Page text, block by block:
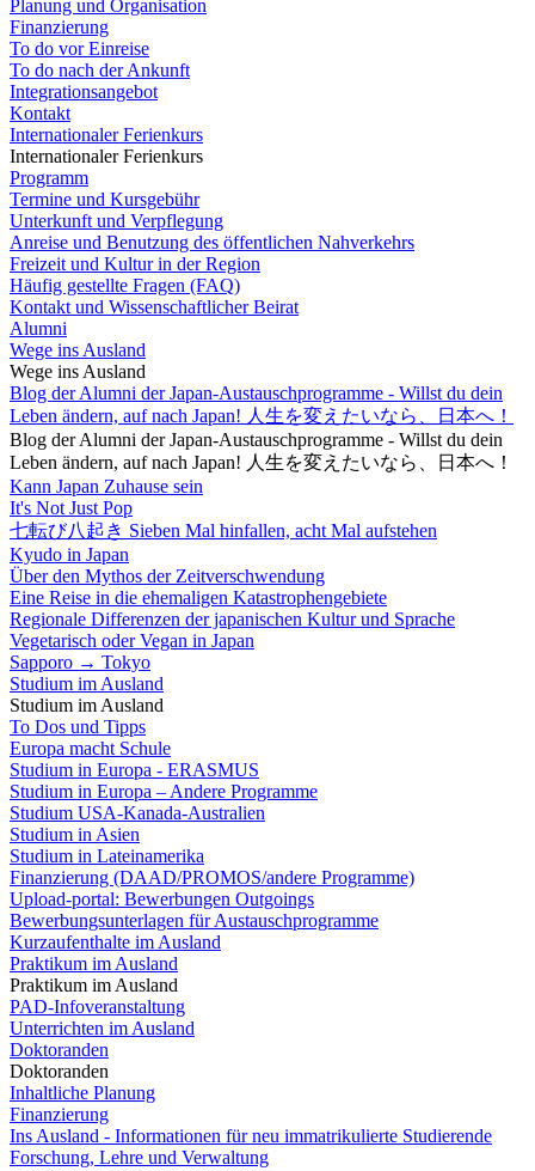
Planung und Organisation
Finanzierung
To do vor Einreise
To do nach der Ankunft
Integrationsangebot
Kontakt
Internationaler Ferienkurs
Internationaler Ferienkurs
Programm
Termine und Kursgebühr
Unterkunft und Verpflegung
Anreise und Benutzung des öffentlichen Nahverkehrs
Freizeit und Kultur in der Region
Häufig gestellte Fragen (FAQ)
Kontakt und Wissenschaftlicher Beirat
Alumni
Wege ins Ausland
Wege ins Ausland
Blog der Alumni der Japan-Austauschprogramme - Willst du dein
Leben ändern, auf nach Japan! 人生を変えたいなら、日本へ！
Blog der Alumni der Japan-Austauschprogramme - Willst du dein
Leben ändern, auf nach Japan! 人生を変えたいなら、日本へ！
Kann Japan Zuhause sein
It's Not Just Pop
七転び八起き Sieben Mal hinfallen, acht Mal aufstehen
Kyudo in Japan
Über den Mythos der Zeitverschwendung
Eine Reise in die ehemaligen Katastrophengebiete
Regionale Differenzen der japanischen Kultur und Sprache
Vegetarisch oder Vegan in Japan
Sapporo → Tokyo
Studium im Ausland
Studium im Ausland
To Dos und Tipps
Europa macht Schule
Studium in Europa - ERASMUS
Studium in Europa – Andere Programme
Studium USA-Kanada-Australien
Studium in Asien
Studium in Lateinamerika
Finanzierung (DAAD/PROMOS/andere Programme)
Upload-portal: Bewerbungen Outgoings
Bewerbungsunterlagen für Austauschprogramme
Kurzaufenthalte im Ausland
Praktikum im Ausland
Praktikum im Ausland
PAD-Infoveranstaltung
Unterrichten im Ausland
Doktoranden
Doktoranden
Inhaltliche Planung
Finanzierung
Ins Ausland - Informationen für neu immatrikulierte Studierende
Forschung, Lehre und Verwaltung